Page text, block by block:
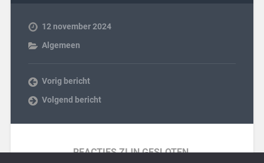
12 november 2024
Algemeen
Vorig bericht
Volgend bericht
REACTIES ZIJN GESLOTEN.